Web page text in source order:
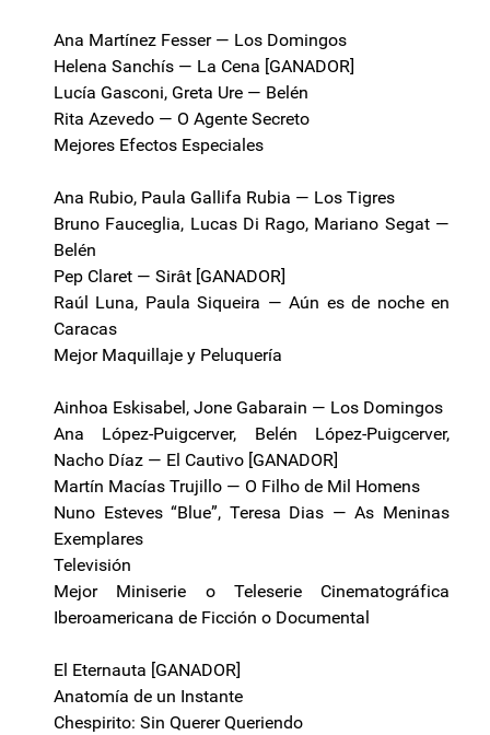
Ana Martínez Fesser — Los Domingos
Helena Sanchís — La Cena [GANADOR]
Lucía Gasconi, Greta Ure — Belén
Rita Azevedo — O Agente Secreto
Mejores Efectos Especiales
Ana Rubio, Paula Gallifa Rubia — Los Tigres
Bruno Fauceglia, Lucas Di Rago, Mariano Segat —
Belén
Pep Claret — Sirât [GANADOR]
Raúl Luna, Paula Siqueira — Aún es de noche en
Caracas
Mejor Maquillaje y Peluquería
Ainhoa Eskisabel, Jone Gabarain — Los Domingos
Ana López-Puigcerver, Belén López-Puigcerver,
Nacho Díaz — El Cautivo [GANADOR]
Martín Macías Trujillo — O Filho de Mil Homens
Nuno Esteves “Blue”, Teresa Dias — As Meninas
Exemplares
Televisión
Mejor Miniserie o Teleserie Cinematográfica
Iberoamericana de Ficción o Documental
El Eternauta [GANADOR]
Anatomía de un Instante
Chespirito: Sin Querer Queriendo